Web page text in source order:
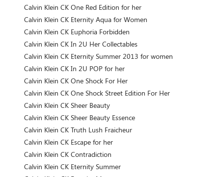
Calvin Klein CK One Red Edition for her
Calvin Klein CK Eternity Aqua for Women
Calvin Klein CK Euphoria Forbidden
Calvin Klein CK In 2U Her Collectables
Calvin Klein CK Eternity Summer 2013 for women
Calvin Klein CK In 2U POP for her
Calvin Klein CK One Shock For Her
Calvin Klein CK One Shock Street Edition For Her
Calvin Klein CK Sheer Beauty
Calvin Klein CK Sheer Beauty Essence
Calvin Klein CK Truth Lush Fraicheur
Calvin Klein CK Escape for her
Calvin Klein CK Contradiction
Calvin Klein CK Eternity Summer